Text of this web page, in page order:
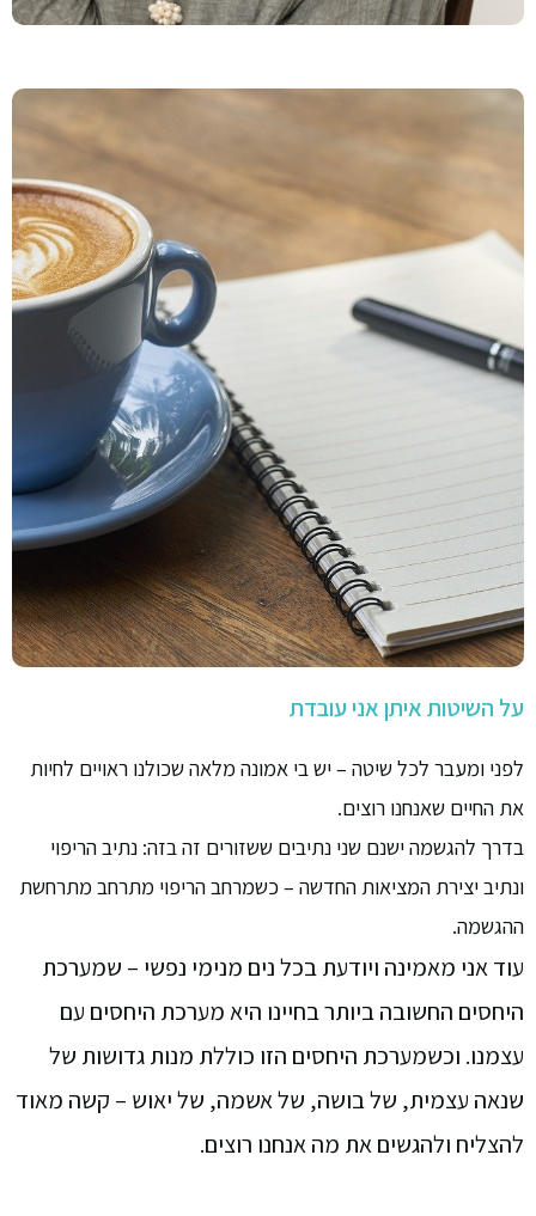
על השיטות איתן אני עובדת
לפני ומעבר לכל שיטה – יש בי אמונה מלאה שכולנו ראויים לחיות
את החיים שאנחנו רוצים.
בדרך להגשמה ישנם שני נתיבים ששזורים זה בזה: נתיב הריפוי
ונתיב יצירת המציאות החדשה – כשמרחב הריפוי מתרחב מתרחשת
ההגשמה.
עוד אני מאמינה ויודעת בכל נים מנימי נפשי – שמערכת
היחסים החשובה ביותר בחיינו היא מערכת היחסים עם
עצמנו. וכשמערכת היחסים הזו כוללת מנות גדושות של
שנאה עצמית, של בושה, של אשמה, של יאוש – קשה מאוד
להצליח ולהגשים את מה אנחנו רוצים.